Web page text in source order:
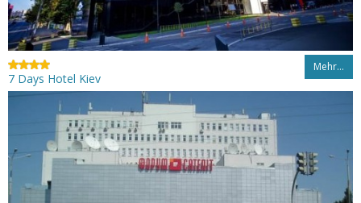
Mehr…
7 Days Hotel Kiev